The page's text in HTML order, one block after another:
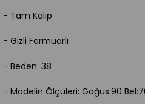
- Tam Kalıp
- Gizli Fermuarlı
- Beden: 38
- Modelin Ölçüleri: Göğüs:90